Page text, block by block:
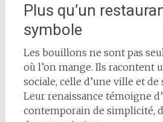
Plus qu’un
symbole
Les bouillons ne sont pas
où l’on mange. Ils racontent
sociale, celle d’une ville et de
Leur renaissance témoigne
contemporain de simplicité,